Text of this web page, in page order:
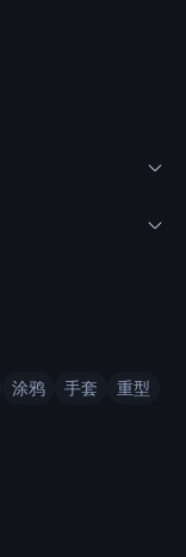
涂鸦 手套
重型